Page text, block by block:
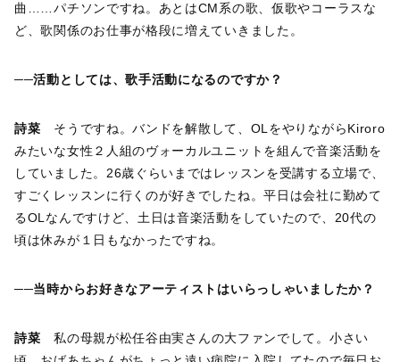
曲……パチソンですね。あとはCM系の歌、仮歌やコーラスな
ど、歌関係のお仕事が格段に増えていきました。
──活動としては、歌手活動になるのですか？
詩菜 そうですね。バンドを解散して、OLをやりながらKiroro
みたいな女性２人組のヴォーカルユニットを組んで音楽活動を
していました。26歳ぐらいまではレッスンを受講する立場で、
すごくレッスンに行くのが好きでしたね。平日は会社に勤めて
るOLなんですけど、土日は音楽活動をしていたので、20代の
頃は休みが１日もなかったですね。
──当時からお好きなアーティストはいらっしゃいましたか？
詩菜 私の母親が松任谷由実さんの大ファンでして。小さい